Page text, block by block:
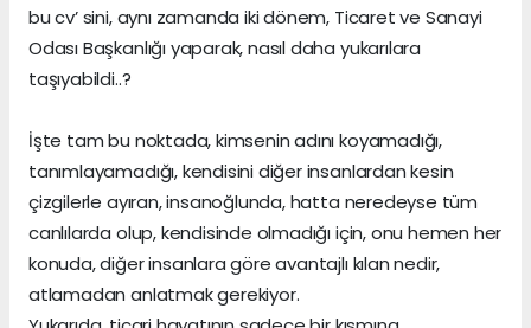
bu cv’ sini, aynı zamanda iki dönem, Ticaret ve Sanayi
Odası Başkanlığı yaparak, nasıl daha yukarılara
taşıyabildi..?
İşte tam bu noktada, kimsenin adını koyamadığı,
tanımlayamadığı, kendisini diğer insanlardan kesin
çizgilerle ayıran, insanoğlunda, hatta neredeyse tüm
canlılarda olup, kendisinde olmadığı için, onu hemen her
konuda, diğer insanlara göre avantajlı kılan nedir,
atlamadan anlatmak gerekiyor.